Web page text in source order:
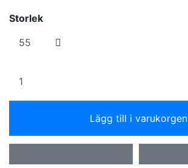
Storlek
Lägg till i varukorgen